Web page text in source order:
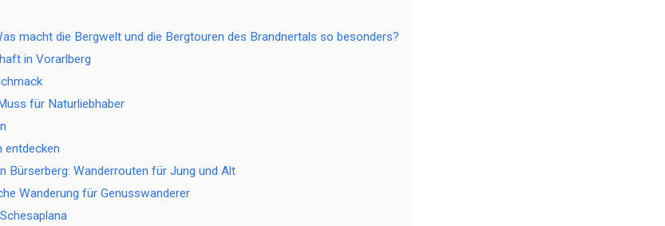
macht die Bergwelt und die Bergtouren des Brandnertals so besonders?
in Vorarlberg
für Naturliebhaber
entdecken
Bürserberg: Wanderrouten für Jung und Alt
Wanderung für Genusswanderer